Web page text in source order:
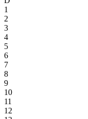
1
2
3
4
5
6
7
8
9
10
11
12